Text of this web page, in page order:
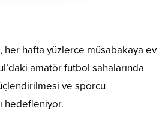
her hafta yüzlerce müsabakaya ev
amatör futbol sahalarında
ve sporcu
hedefleniyor.